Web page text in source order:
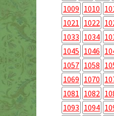
1009 1010
1021 1022
1033 1034
1045 1046
1057 1058
1069 1070
1081 1082
1093 1094